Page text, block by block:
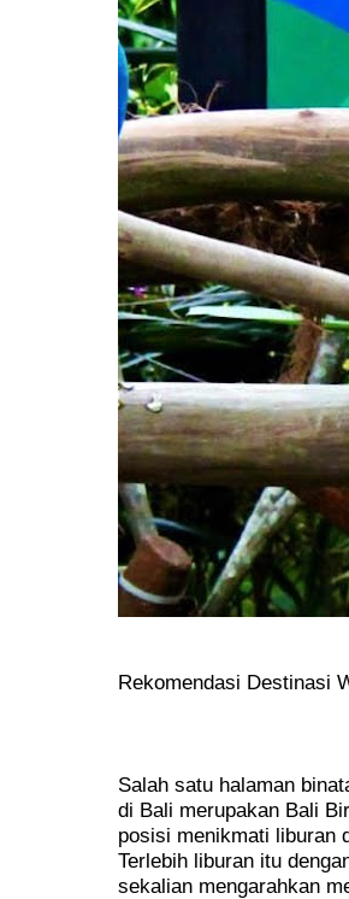
Rekomendasi Destinasi
Salah satu halaman
di Bali merupakan Bali
posisi menikmati liburan
Terlebih liburan itu
sekalian mengarahkan